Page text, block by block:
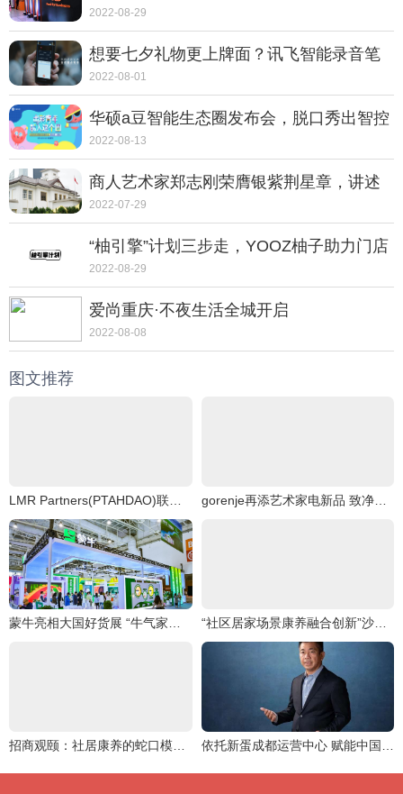
2022-08-29
想要七夕礼物更上牌面？讯飞智能录音笔
SR702质感非凡
2022-08-01
华硕a豆智能生态圈发布会，脱口秀出智控
新体验
2022-08-13
商人艺术家郑志刚荣膺银紫荆星章，讲述
动人的中国故事
2022-07-29
“柚引擎”计划三步走，YOOZ柚子助力门店
走向转型之路
2022-08-29
爱尚重庆·不夜生活全城开启
2022-08-08
图文推荐